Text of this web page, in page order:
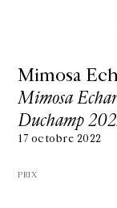
Mimosa
Mimosa
Duchamp
17 octobre 2022
PRIX